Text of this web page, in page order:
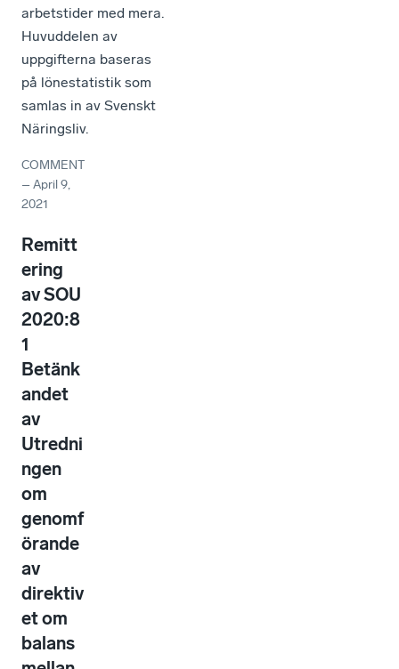
arbetstider med mera.
Huvuddelen av
uppgifterna baseras
på lönestatistik som
samlas in av Svenskt
Näringsliv.
COMMENT
–April 9,
2021
Remitt
ering
av SOU
2020:8
1
Betänk
andet
av
Utredni
ngen
om
genomf
örande
av
direktiv
et om
balans